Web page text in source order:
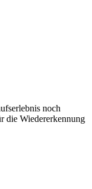
noch
die Wiedererkennung